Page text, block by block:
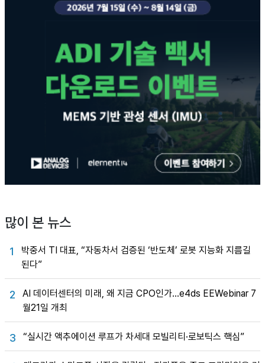
많이 본 뉴스
1
박중서 TI 대표, “자동차서 검증된 ‘반도체’ 로봇 지능화 지름길
된다”
2
AI 데이터센터의 미래, 왜 지금 CPO인가…e4ds EEWebinar 7
월21일 개최
3 “실시간 액추에이션 루프가 차세대 모빌리티·로보틱스 핵심”